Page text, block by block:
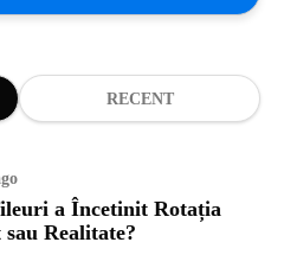
RECENT
a Încetinit Rotația
Realitate?